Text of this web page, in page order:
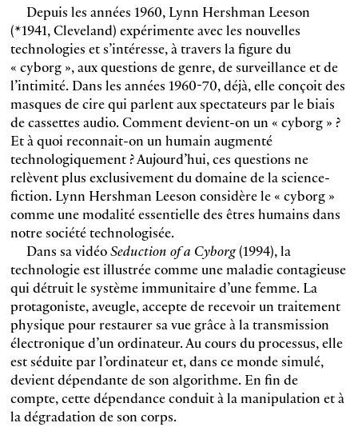
Depuis les années 1960, Lynn Hershman Leeson
(*1941, Cleveland) expérimente avec les nouvelles
technologies et s’intéresse, à travers la figure du
« cyborg », aux questions de genre, de surveillance et de
l’intimité. Dans les années 1960-70, déjà, elle conçoit des
masques de cire qui parlent aux spectateurs par le biais
de cassettes audio. Comment devient-on un « cyborg » ?
Et à quoi reconnait-on un humain augmenté
technologiquement ? Aujourd’hui, ces questions ne
relèvent plus exclusivement du domaine de la science-
fiction. Lynn Hershman Leeson considère le « cyborg »
comme une modalité essentielle des êtres humains dans
notre société technologisée.
Dans sa vidéoSeduction of a Cyborg(1994), la
technologie est illustrée comme une maladie contagieuse
qui détruit le système immunitaire d’une femme. La
protagoniste, aveugle, accepte de recevoir un traitement
physique pour restaurer sa vue grâce à la transmission
électronique d’un ordinateur. Au cours du processus, elle
est séduite par l’ordinateur et, dans ce monde simulé,
devient dépendante de son algorithme. En fin de
compte, cette dépendance conduit à la manipulation et à
la dégradation de son corps.